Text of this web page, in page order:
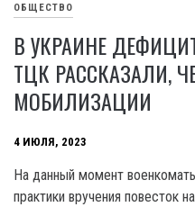
ОБЩЕСТВО
В УКРАИНЕ
ТЦК РАССКАЗАЛИ,
МОБИЛИЗАЦИИ
4 ИЮЛЯ, 2023
На данный момент
практики вручения повесток